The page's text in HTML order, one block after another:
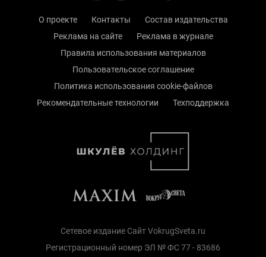
О проекте Контакты
Состав издательства
Реклама на сайте
Реклама в журнале
Правила использования материалов
Пользовательское соглашение
Политика использования cookie-файлов
Рекомендательные технологии
Техподдержка
Сетевое издание Сайт VokrugSveta.ru
Регистрационный номер ЭЛ № ФС 77 - 83686